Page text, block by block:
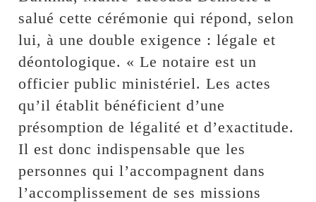
salué cette cérémonie qui répond, selon
lui, à une double exigence : légale et
déontologique. « Le notaire est un
officier public ministériel. Les actes
qu’il établit bénéficient d’une
présomption de légalité et d’exactitude.
Il est donc indispensable que les
personnes qui l’accompagnent dans
l’accomplissement de ses missions